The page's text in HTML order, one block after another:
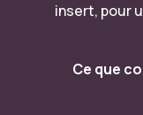
insert, pour
Ce que